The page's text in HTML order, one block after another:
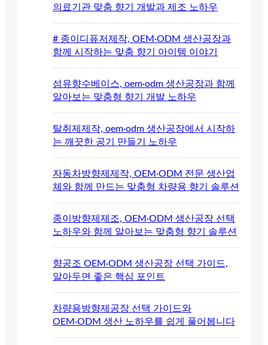
의료기관 맞춤 향기 개발과 제조 노하우
# 종이디퓨저제작, OEM·ODM 생산공장과
함께 시작하는 맞춤 향기 아이템 이야기
섬유향수베이스, oem·odm 생산공장과 함께
알아보는 맞춤형 향기 개발 노하우
탈취제제작, oem·odm 생산공장에서 시작하
는 깨끗한 공기 만들기 노하우
자동차방향제제작, OEM·ODM 전문 생산업
체와 함께 만드는 맞춤형 차량용 향기 솔루션
종이방향제제조, OEM·ODM 생산공장 선택
노하우와 함께 알아보는 맞춤형 향기 솔루션
향공조 OEM·ODM 생산공장 선택 가이드,
알아두면 좋은 핵심 포인트
차량용방향제공장 선택 가이드와
OEM·ODM 생산 노하우를 쉽게 풀어봅니다